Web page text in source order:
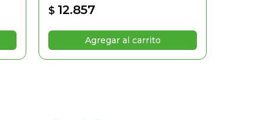
$ 12.857